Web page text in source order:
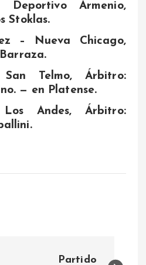
Deportivo Armenio,
Stoklas.
– Nueva Chicago,
San Telmo, Árbitro:
— en Platense.
Andes, Árbitro:
Partido